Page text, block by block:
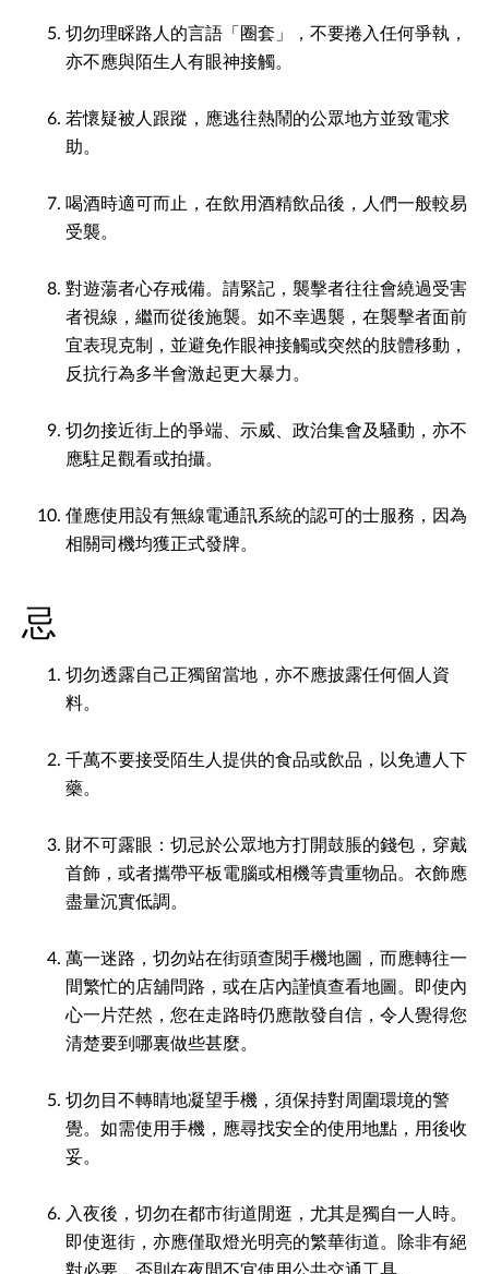
切勿理睬路人的言語「圈套」，不要捲入任何爭執，
亦不應與陌生人有眼神接觸。
若懷疑被人跟蹤，應逃往熱鬧的公眾地方並致電求
助。
喝酒時適可而止，在飲用酒精飲品後，人們一般較易
受襲。
對遊蕩者心存戒備。請緊記，襲擊者往往會繞過受害
者視線，繼而從後施襲。如不幸遇襲，在襲擊者面前
宜表現克制，並避免作眼神接觸或突然的肢體移動，
反抗行為多半會激起更大暴力。
切勿接近街上的爭端、示威、政治集會及騷動，亦不
應駐足觀看或拍攝。
僅應使用設有無線電通訊系統的認可的士服務，因為
相關司機均獲正式發牌。
忌
切勿透露自己正獨留當地，亦不應披露任何個人資
料。
千萬不要接受陌生人提供的食品或飲品，以免遭人下
藥。
財不可露眼：切忌於公眾地方打開鼓脹的錢包，穿戴
首飾，或者攜帶平板電腦或相機等貴重物品。衣飾應
盡量沉實低調。
萬一迷路，切勿站在街頭查閱手機地圖，而應轉往一
間繁忙的店舖問路，或在店內謹慎查看地圖。即使內
心一片茫然，您在走路時仍應散發自信，令人覺得您
清楚要到哪裏做些甚麼。
切勿目不轉睛地凝望手機，須保持對周圍環境的警
覺。如需使用手機，應尋找安全的使用地點，用後收
妥。
入夜後，切勿在都市街道閒逛，尤其是獨自一人時。
即使逛街，亦應僅取燈光明亮的繁華街道。除非有絕